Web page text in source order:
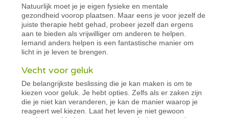
Natuurlijk moet je je eigen fysieke en mentale
gezondheid voorop plaatsen. Maar eens je voor jezelf de
juiste therapie hebt gehad, probeer jezelf dan ergens
aan te bieden als vrijwilliger om anderen te helpen.
Iemand anders helpen is een fantastische manier om
licht in je leven te brengen.
Vecht voor geluk
De belangrijkste beslissing die je kan maken is om te
kiezen voor geluk. Je hebt opties. Zelfs als er zaken zijn
die je niet kan veranderen, je kan de manier waarop je
reageert wel kiezen. Laat het leven je niet gewoon